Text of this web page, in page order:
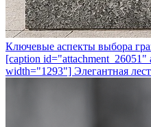
Ключевые аспекты выбора
[caption
width="1293"] Элегантная